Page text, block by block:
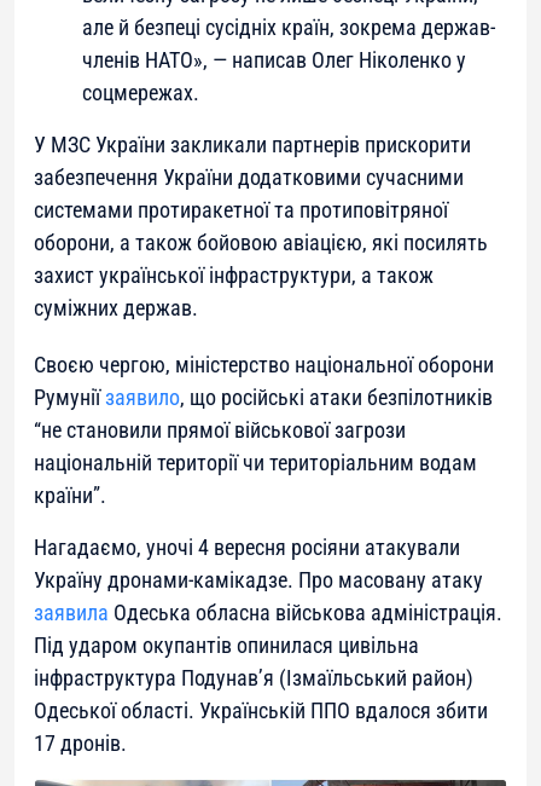
але й безпеці сусідніх країн, зокрема держав-
членів НАТО», — написав Олег Ніколенко у
соцмережах.
У МЗС України закликали партнерів прискорити
забезпечення України додатковими сучасними
системами протиракетної та протиповітряної
оборони, а також бойовою авіацією, які посилять
захист української інфраструктури, а також
суміжних держав.
Своєю чергою, міністерство національної оборони
Румуніїзаявило, що російські атаки безпілотників
“не становили прямої військової загрози
національній території чи територіальним водам
країни”.
Нагадаємо, уночі 4 вересня росіяни атакували
Україну дронами-камікадзе. Про масовану атаку
заявила Одеська обласна військова адміністрація.
Під ударом окупантів опинилася цивільна
інфраструктура Подунавʼя (Ізмаїльський район)
Одеської області. Українській ППО вдалося збити
17 дронів.